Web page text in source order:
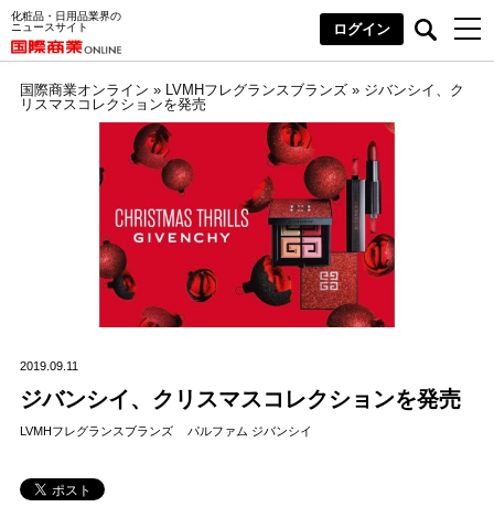
化粧品・日用品業界の
ニュースサイト
ログイン
国際商業オンライン » LVMHフレグランスブランズ» ジバンシイ、ク
リスマスコレクションを発売
2019.09.11
ジバンシイ、クリスマスコレクションを発売
LVMHフレグランスブランズ パルファム ジバンシイ